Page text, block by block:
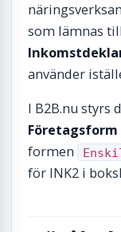
som lämnas
använder
I B2B.nu styrs
Företagsform
formen
för INK2 i